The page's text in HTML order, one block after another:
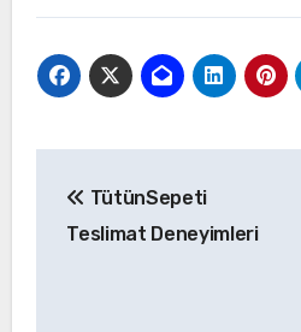
gezinmesi
TütünSepeti
Teslimat Deneyimleri